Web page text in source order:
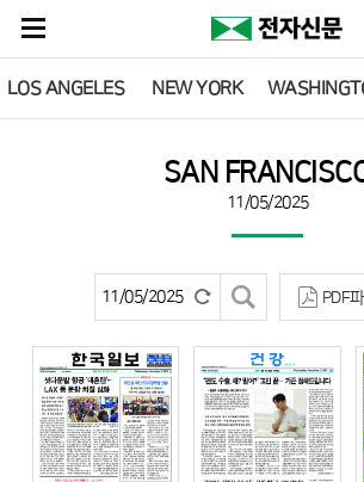
LOS ANGELES NEW YORK
SAN
11/05/2025
PDF